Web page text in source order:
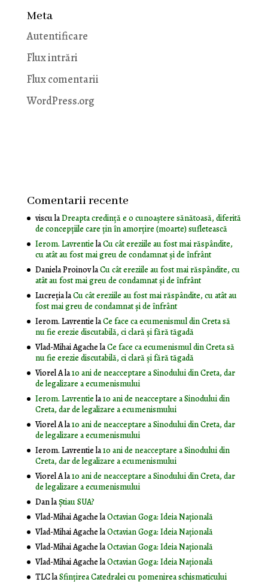
Meta
Autentificare
Flux intrări
Flux comentarii
WordPress.org
Comentarii recente
visculaDreapta credință e o cunoaștere sănătoasă, diferită
de concepțiile care țin în amorțire (moarte) sufletească
Ierom. LavrentielaCu cât ereziile au fost mai răspândite,
cu atât au fost mai greu de condamnat și de înfrânt
Daniela ProinovlaCu cât ereziile au fost mai răspândite, cu
atât au fost mai greu de condamnat și de înfrânt
LucrețialaCu cât ereziile au fost mai răspândite, cu atât au
fost mai greu de condamnat și de înfrânt
Ierom. LavrentielaCe face ca ecumenismul din Creta să
nu fie erezie discutabilă, ci clară și fără tăgadă
Vlad-Mihai AgachelaCe face ca ecumenismul din Creta să
nu fie erezie discutabilă, ci clară și fără tăgadă
Viorel Ala10 ani de neacceptare a Sinodului din Creta, dar
de legalizare a ecumenismului
Ierom. Lavrentiela10 ani de neacceptare a Sinodului din
Creta, dar de legalizare a ecumenismului
Viorel Ala10 ani de neacceptare a Sinodului din Creta, dar
de legalizare a ecumenismului
Ierom. Lavrentiela10 ani de neacceptare a Sinodului din
Creta, dar de legalizare a ecumenismului
Viorel Ala10 ani de neacceptare a Sinodului din Creta, dar
de legalizare a ecumenismului
DanlaȘtiau SUA?
Vlad-Mihai AgachelaOctavian Goga: Ideia Naţională
Vlad-Mihai AgachelaOctavian Goga: Ideia Naţională
Vlad-Mihai AgachelaOctavian Goga: Ideia Naţională
Vlad-Mihai AgachelaOctavian Goga: Ideia Naţională
TLClaSfințirea Catedralei cu pomenirea schismaticului